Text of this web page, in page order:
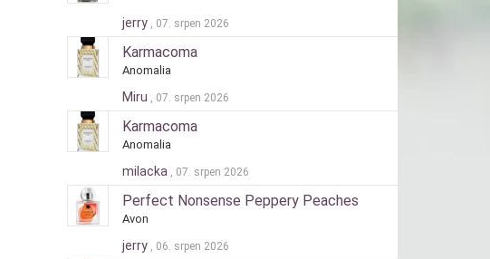
jerry , 07. srpen 2026
Karmacoma
Anomalia
Miru , 07. srpen 2026
Karmacoma
Anomalia
milacka , 07. srpen 2026
Perfect Nonsense Peppery Peaches
Avon
jerry , 06. srpen 2026